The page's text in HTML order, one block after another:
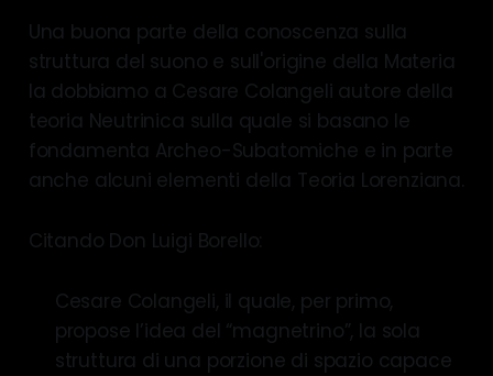
Una buona parte della conoscenza sulla
struttura del suono e sull'origine della Materia
la dobbiamo a Cesare Colangeli autore della
teoria Neutrinica sulla quale si basano le
fondamenta Archeo-Subatomiche e in parte
anche alcuni elementi della Teoria Lorenziana.
Citando Don Luigi Borello:
Cesare Colangeli, il quale, per primo,
propose l’idea del “magnetrino”, la sola
struttura di una porzione di spazio capace